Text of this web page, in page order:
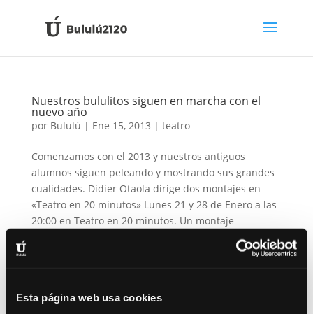
Esta página web usa cookies
Nuestros bululitos siguen en marcha con el
nuevo año
por Bululú | Ene 15, 2013 | teatro
Comenzamos con el 2013 y nuestros antiguos
alumnos siguen peleando y mostrando sus grandes
cualidades. Didier Otaola dirige dos montajes en
«Teatro en 20 minutos» Lunes 21 y 28 de Enero a las
20:00 en Teatro en 20 minutos. Un montaje